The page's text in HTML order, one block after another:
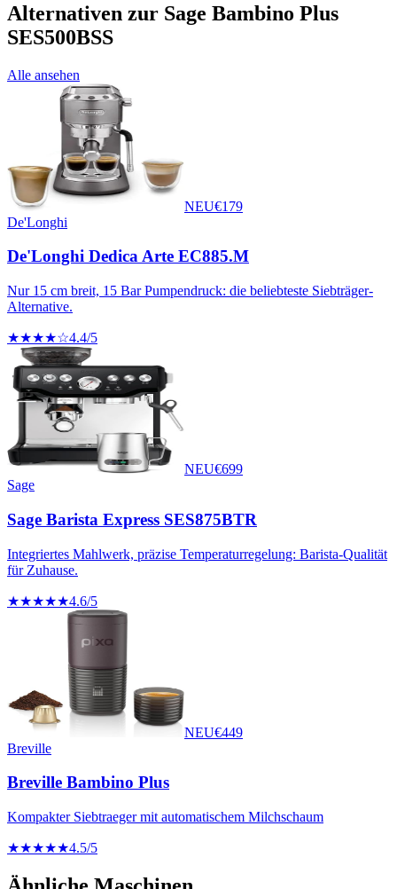
Alternativen zur Sage Bambino Plus
SES500BSS
Alle ansehen
NEU€179
De'Longhi
De'Longhi Dedica Arte EC885.M
Nur 15 cm breit, 15 Bar Pumpendruck: die beliebteste Siebträger-
Alternative.
★★★★☆4.4/5
NEU€699
Sage
Sage Barista Express SES875BTR
Integriertes Mahlwerk, präzise Temperaturregelung: Barista-Qualität
für Zuhause.
★★★★★4.6/5
NEU€449
Breville
Breville Bambino Plus
Kompakter Siebtraeger mit automatischem Milchschaum
★★★★★4.5/5